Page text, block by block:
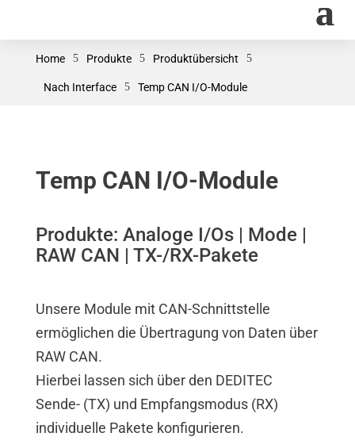
Home 5 Produkte 5 Produktübersicht 5
Nach Interface 5 Temp CAN I/O-Module
Temp CAN I/O-Module
Produkte: Analoge I/Os | Mode |
RAW CAN | TX-/RX-Pakete
Unsere Module mit CAN-Schnittstelle
ermöglichen die Übertragung von Daten über
RAW CAN.
Hierbei lassen sich über den DEDITEC
Sende- (TX) und Empfangsmodus (RX)
individuelle Pakete konfigurieren.